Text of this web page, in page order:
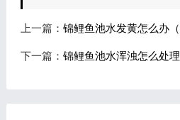
上一篇： 锦鲤鱼池水发黄怎么办（
下一篇： 锦鲤鱼池水浑浊怎么处理